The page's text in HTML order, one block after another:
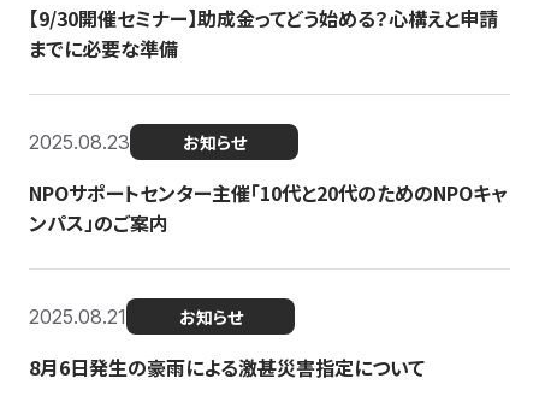
【9/30開催セミナー】助成金ってどう始める？心構えと申請
までに必要な準備
2025.08.23 お知らせ
NPOサポートセンター主催「10代と20代のためのNPOキャ
ンパス」のご案内
2025.08.21 お知らせ
8月6日発生の豪雨による激甚災害指定について